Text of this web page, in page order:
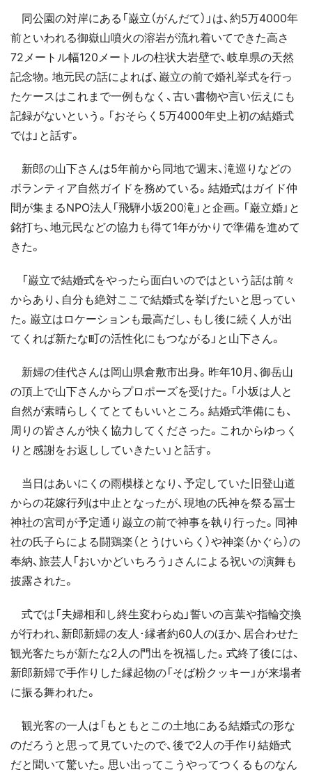
同公園の対岸にある「巌立（がんだて）」は、約5万4000年
前といわれる御嶽山噴火の溶岩が流れ着いてできた高さ
72メートル幅120メートルの柱状大岩壁で、岐阜県の天然
記念物。地元民の話によれば、巌立の前で婚礼挙式を行っ
たケースはこれまで一例もなく、古い書物や言い伝えにも
記録がないという。「おそらく5万4000年史上初の結婚式
では」と話す。
新郎の山下さんは5年前から同地で週末、滝巡りなどの
ボランティア自然ガイドを務めている。結婚式はガイド仲
間が集まるNPO法人「飛騨小坂200滝」と企画。「巌立婚」と
銘打ち、地元民などの協力も得て1年がかりで準備を進めて
きた。
「巌立で結婚式をやったら面白いのではという話は前々
からあり、自分も絶対ここで結婚式を挙げたいと思ってい
た。巌立はロケーションも最高だし、もし後に続く人が出
てくれば新たな町の活性化にもつながる」と山下さん。
新婦の佳代さんは岡山県倉敷市出身。昨年10月、御岳山
の頂上で山下さんからプロポーズを受けた。「小坂は人と
自然が素晴らしくてとてもいいところ。結婚式準備にも、
周りの皆さんが快く協力してくださった。これからゆっく
りと感謝をお返ししていきたい」と話す。
当日はあいにくの雨模様となり、予定していた旧登山道
からの花嫁行列は中止となったが、現地の氏神を祭る冨士
神社の宮司が予定通り巌立の前で神事を執り行った。同神
社の氏子らによる闘鶏楽（とうけいらく）や神楽（かぐら）の
奉納、旅芸人「おいかどいちろう」さんによる祝いの演舞も
披露された。
式では「夫婦相和し終生変わらぬ」誓いの言葉や指輪交換
が行われ、新郎新婦の友人･縁者約60人のほか、居合わせた
観光客たちが新たな2人の門出を祝福した。式終了後には、
新郎新婦で手作りした縁起物の「そば粉クッキー」が来場者
に振る舞われた。
観光客の一人は「もともとこの土地にある結婚式の形な
のだろうと思って見ていたので、後で2人の手作り結婚式
だと聞いて驚いた。思い出ってこうやってつくるものなん